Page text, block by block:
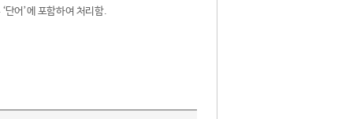
단어’에 포함하여 처리함.